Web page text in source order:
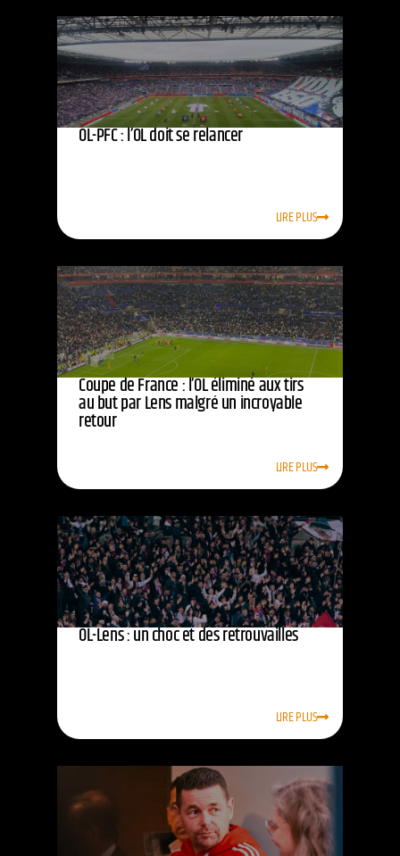
OL-PFC : l’OL doit se relancer
LIRE PLUS
Coupe de France : l’OL éliminé aux tirs
au but par Lens malgré un incroyable
retour
LIRE PLUS
OL-Lens : un choc et des retrouvailles
LIRE PLUS